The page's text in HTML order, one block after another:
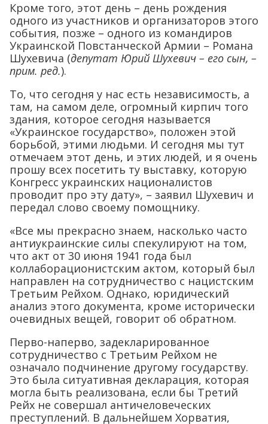
Кроме того, этот день – день рождения
одного из участников и организаторов этого
события, позже – одного из командиров
Украинской Повстанческой Армии – Романа
Шухевича (депутат Юрий Шухевич – его сын, –
прим. ред.).
То, что сегодня у нас есть независимость, а
там, на самом деле, огромный кирпич того
здания, которое сегодня называется
«Украинское государство», положен этой
борьбой, этими людьми. И сегодня мы тут
отмечаем этот день, и этих людей, и я очень
прошу всех посетить ту выставку, которую
Конгресс украинских националистов
проводит про эту дату», – заявил Шухевич и
передал слово своему помощнику.
«Все мы прекрасно знаем, насколько часто
антиукраинские силы спекулируют на том,
что акт от 30 июня 1941 года был
коллаборационистским актом, который был
направлен на сотрудничество с нацистским
Третьим Рейхом. Однако, юридический
анализ этого документа, кроме исторически
очевидных вещей, говорит об обратном.
Перво-наперво, задекларированное
сотрудничество с Третьим Рейхом не
означало подчинение другому государству.
Это была ситуативная декларация, которая
могла быть реализована, если бы Третий
Рейх не совершал античеловеческих
преступлений. В дальнейшем Хорватия,